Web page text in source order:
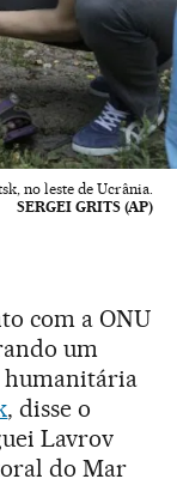
no leste de Ucrânia.
SERGEI GRITS (AP)
com a ONU
um
humanitária
, disse o
Lavrov
do Mar